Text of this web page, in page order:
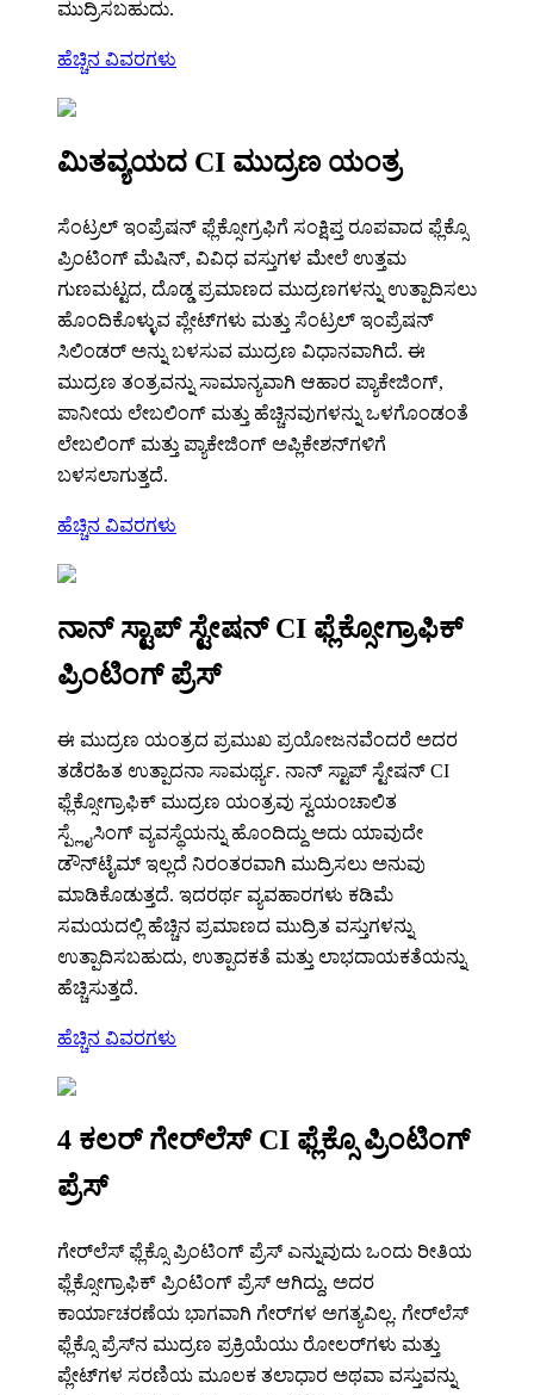
ಮುದ್ರಿಸಬಹುದು.
ಹೆಚ್ಚಿನ ವಿವರಗಳು
ಮಿತವ್ಯಯದ CI ಮುದ್ರಣ ಯಂತ್ರ
ಸೆಂಟ್ರಲ್ ಇಂಪ್ರೆಷನ್ ಫ್ಲೆಕ್ಸೋಗ್ರಫಿಗೆ ಸಂಕ್ಷಿಪ್ತ ರೂಪವಾದ ಫ್ಲೆಕ್ಸೊ
ಪ್ರಿಂಟಿಂಗ್ ಮೆಷಿನ್, ವಿವಿಧ ವಸ್ತುಗಳ ಮೇಲೆ ಉತ್ತಮ
ಗುಣಮಟ್ಟದ, ದೊಡ್ಡ ಪ್ರಮಾಣದ ಮುದ್ರಣಗಳನ್ನು ಉತ್ಪಾದಿಸಲು
ಹೊಂದಿಕೊಳ್ಳುವ ಪ್ಲೇಟ್‌ಗಳು ಮತ್ತು ಸೆಂಟ್ರಲ್ ಇಂಪ್ರೆಷನ್
ಸಿಲಿಂಡರ್ ಅನ್ನು ಬಳಸುವ ಮುದ್ರಣ ವಿಧಾನವಾಗಿದೆ. ಈ
ಮುದ್ರಣ ತಂತ್ರವನ್ನು ಸಾಮಾನ್ಯವಾಗಿ ಆಹಾರ ಪ್ಯಾಕೇಜಿಂಗ್,
ಪಾನೀಯ ಲೇಬಲಿಂಗ್ ಮತ್ತು ಹೆಚ್ಚಿನವುಗಳನ್ನು ಒಳಗೊಂಡಂತೆ
ಲೇಬಲಿಂಗ್ ಮತ್ತು ಪ್ಯಾಕೇಜಿಂಗ್ ಅಪ್ಲಿಕೇಶನ್‌ಗಳಿಗೆ
ಬಳಸಲಾಗುತ್ತದೆ.
ಹೆಚ್ಚಿನ ವಿವರಗಳು
ನಾನ್ ಸ್ಟಾಪ್ ಸ್ಟೇಷನ್ CI ಫ್ಲೆಕ್ಸೋಗ್ರಾಫಿಕ್
ಪ್ರಿಂಟಿಂಗ್ ಪ್ರೆಸ್
ಈ ಮುದ್ರಣ ಯಂತ್ರದ ಪ್ರಮುಖ ಪ್ರಯೋಜನವೆಂದರೆ ಅದರ
ತಡೆರಹಿತ ಉತ್ಪಾದನಾ ಸಾಮರ್ಥ್ಯ. ನಾನ್ ಸ್ಟಾಪ್ ಸ್ಟೇಷನ್ CI
ಫ್ಲೆಕ್ಸೋಗ್ರಾಫಿಕ್ ಮುದ್ರಣ ಯಂತ್ರವು ಸ್ವಯಂಚಾಲಿತ
ಸ್ಪ್ಲೈಸಿಂಗ್ ವ್ಯವಸ್ಥೆಯನ್ನು ಹೊಂದಿದ್ದು ಅದು ಯಾವುದೇ
ಡೌನ್‌ಟೈಮ್ ಇಲ್ಲದೆ ನಿರಂತರವಾಗಿ ಮುದ್ರಿಸಲು ಅನುವು
ಮಾಡಿಕೊಡುತ್ತದೆ. ಇದರರ್ಥ ವ್ಯವಹಾರಗಳು ಕಡಿಮೆ
ಸಮಯದಲ್ಲಿ ಹೆಚ್ಚಿನ ಪ್ರಮಾಣದ ಮುದ್ರಿತ ವಸ್ತುಗಳನ್ನು
ಉತ್ಪಾದಿಸಬಹುದು, ಉತ್ಪಾದಕತೆ ಮತ್ತು ಲಾಭದಾಯಕತೆಯನ್ನು
ಹೆಚ್ಚಿಸುತ್ತದೆ.
ಹೆಚ್ಚಿನ ವಿವರಗಳು
4 ಕಲರ್ ಗೇರ್‌ಲೆಸ್ CI ಫ್ಲೆಕ್ಸೊ ಪ್ರಿಂಟಿಂಗ್
ಪ್ರೆಸ್
ಗೇರ್‌ಲೆಸ್ ಫ್ಲೆಕ್ಸೊ ಪ್ರಿಂಟಿಂಗ್ ಪ್ರೆಸ್ ಎನ್ನುವುದು ಒಂದು ರೀತಿಯ
ಫ್ಲೆಕ್ಸೋಗ್ರಾಫಿಕ್ ಪ್ರಿಂಟಿಂಗ್ ಪ್ರೆಸ್ ಆಗಿದ್ದು, ಅದರ
ಕಾರ್ಯಾಚರಣೆಯ ಭಾಗವಾಗಿ ಗೇರ್‌ಗಳ ಅಗತ್ಯವಿಲ್ಲ. ಗೇರ್‌ಲೆಸ್
ಫ್ಲೆಕ್ಸೊ ಪ್ರೆಸ್‌ನ ಮುದ್ರಣ ಪ್ರಕ್ರಿಯೆಯು ರೋಲರ್‌ಗಳು ಮತ್ತು
ಪ್ಲೇಟ್‌ಗಳ ಸರಣಿಯ ಮೂಲಕ ತಲಾಧಾರ ಅಥವಾ ವಸ್ತುವನ್ನು